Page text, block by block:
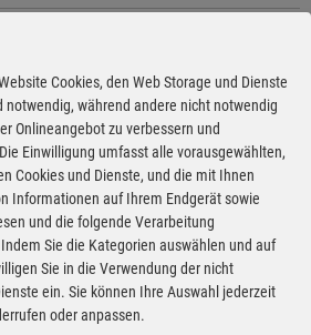
38, 61348 Bad Homburg
bis 22:00 Uhr
ca. 3 km* Route planen
40 , 61348 Bad Homburg Vor Der Höhe
bis 22:00 Uhr
ca. 3.4 km * Route planen
99 , 61348 Bad Homburg
bis 23:00 Uhr
Cookies, den Web Storage und Dienste
notwendig, während andere nicht notwendig
Onlineangebot zu verbessern und
Einwilligung umfasst alle vorausgewählten,
Cookies und Dienste, und die mit Ihnen
Informationen auf Ihrem Endgerät sowie
und die folgende Verarbeitung
Sie die Kategorien auswählen und auf
Sie in die Verwendung der nicht
ein. Sie können Ihre Auswahl jederzeit
oder anpassen.